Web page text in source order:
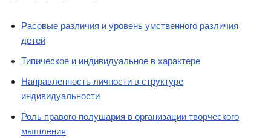
Расовые различия и уровень умственного различия
детей
Типическое и индивидуальное в характере
Направленность личности в структуре
индивидуальности
Роль правого полушария в организации творческого
мышления